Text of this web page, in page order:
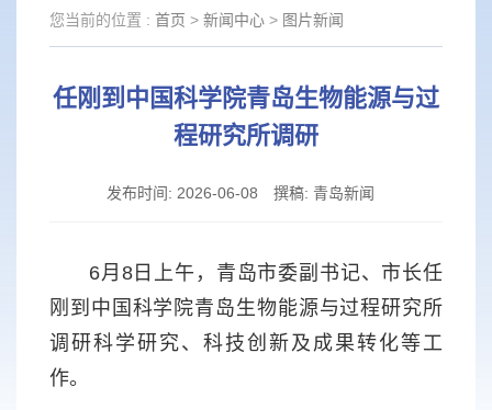
您当前的位置 : 首页 > 新闻中心 > 图片新闻
任刚到中国科学院青岛生物能源与过
程研究所调研
发布时间: 2026-06-08 撰稿: 青岛新闻
6月8日上午，青岛市委副书记、市长任
刚到中国科学院青岛生物能源与过程研究所
调研科学研究、科技创新及成果转化等工
作。